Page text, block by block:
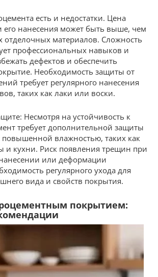
есть и недостатки. Цена
его нанесения может быть выше, чем
отделочных материалов. Сложность
профессиональных навыков и
дефектов и обеспечить
Необходимость защиты от
требует регулярного нанесения
таких как лаки или воски.
Несмотря на устойчивость к
требует дополнительной защиты
влажностью, таких как
и кухни. Риск появления трещин при
или деформации
регулярного ухода для
вида и свойств покрытия.
покрытием: